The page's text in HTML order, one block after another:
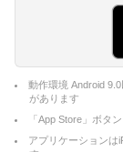
動作環境 Android
があります
「App Store」ボタ
アプリケーションは